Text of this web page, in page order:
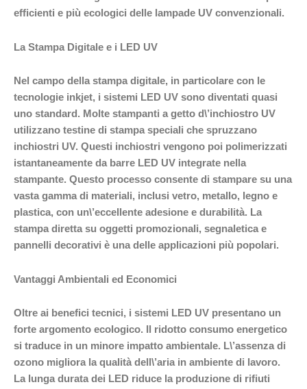
efficienti e più ecologici delle lampade UV convenzionali.
La Stampa Digitale e i LED UV
Nel campo della stampa digitale, in particolare con le
tecnologie inkjet, i sistemi LED UV sono diventati quasi
uno standard. Molte stampanti a getto d\’inchiostro UV
utilizzano testine di stampa speciali che spruzzano
inchiostri UV. Questi inchiostri vengono poi polimerizzati
istantaneamente da barre LED UV integrate nella
stampante. Questo processo consente di stampare su una
vasta gamma di materiali, inclusi vetro, metallo, legno e
plastica, con un\’eccellente adesione e durabilità. La
stampa diretta su oggetti promozionali, segnaletica e
pannelli decorativi è una delle applicazioni più popolari.
Vantaggi Ambientali ed Economici
Oltre ai benefici tecnici, i sistemi LED UV presentano un
forte argomento ecologico. Il ridotto consumo energetico
si traduce in un minore impatto ambientale. L\’assenza di
ozono migliora la qualità dell\’aria in ambiente di lavoro.
La lunga durata dei LED riduce la produzione di rifiuti